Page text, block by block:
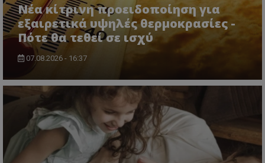
Νέα κίτρινη προειδοποίηση για
εξαιρετικά υψηλές θερμοκρασίες -
Πότε θα τεθεί σε ισχύ
07.08.2026 - 16:37